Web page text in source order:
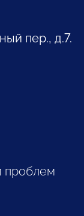
пер., д.7.
проблем